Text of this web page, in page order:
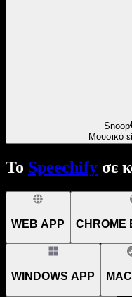
Snoop
Μουσικό
Το Speechify σε
WEB APP CHROME
WINDOWS APP